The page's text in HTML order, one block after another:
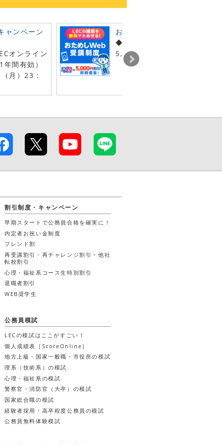
ャンペーン
オンライン
間有効）
月）23：
おためしWebキャンペーン
◆おためしWeb申込で早得＋
5,000円割引クーポン即時進
割引制度・キャンペーン
早期スタートで公務員合格を確実に！
内定者お祝い金制度
フレンド割
再受講割引・再チャレンジ割引・他社
転校割引
心理・福祉系コース生 特別割引
退職者割引
WEB奨学生
公務員模試
LECの模試はここがすごい！
個人成績表［ScoreOnline］
地方上級・国家一般職・市役所の模試
理系（技術系）の模試
心理・福祉系の模試
警察官・消防官（大卒）の模試
国家総合職の模試
経験者採用・高卒程度公務員の模試
公務員無料体験模試